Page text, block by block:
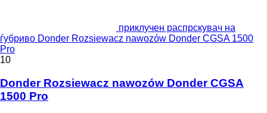
приклучен распрскувач на
ѓубриво Donder Rozsiewacz nawozów Donder CGSA 1500
Pro
10
Donder Rozsiewacz nawozów Donder CGSA
1500 Pro